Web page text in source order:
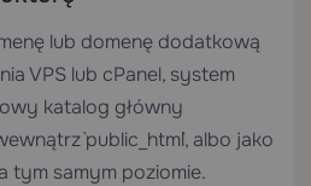
lub domenę dodatkową
VPS lub cPanel, system
katalog główny
`public_html`, albo jako
tym samym poziomie.